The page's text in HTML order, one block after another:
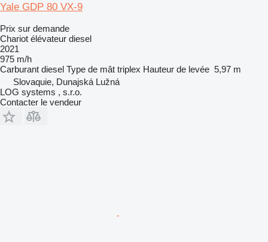
Yale GDP 80 VX-9
Prix sur demande
Chariot élévateur diesel
2021
975 m/h
Carburant diesel Type de mât triplex Hauteur de levée 5,97 m
Slovaquie, Dunajská Lužná
LOG systems , s.r.o.
Contacter le vendeur